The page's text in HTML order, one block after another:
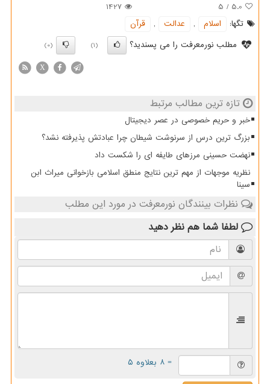
5.0
/
5
1427
تگها:
اسلام , عدالت ,
قرآن
مطلب نورمعرفت را می پسندید؟
(1)
(0)
X
تازه ترین مطالب مرتبط
خبر و حریم خصوصی در عصر دیجیتال
بزرگ ترین درس از سرنوشت شیطان چرا عبادتش پذیرفته نشد؟
نهضت حسینی مرزهای طایفه ای را شکست داد
نظریه موجهات از مهم ترین نتایج منطق اسلامی بازخوانی میراث ابن
سینا
نظرات بینندگان نورمعرفت در مورد این مطلب
لطفا شما هم نظر دهید
= ۸ بعلاوه ۵